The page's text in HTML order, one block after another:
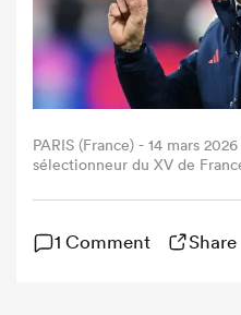
PARIS (France) - 14 mars
sélectionneur du XV de
Tournoi des Six Nations
l’Angleterre, au Stade de
Botterill/Getty Images)
1 Comment Share